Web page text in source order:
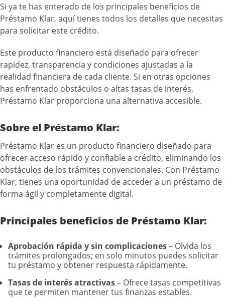
Si ya te has enterado de los principales beneficios de
Préstamo Klar, aquí tienes todos los detalles que necesitas
para solicitar este crédito.
Este producto financiero está diseñado para ofrecer
rapidez, transparencia y condiciones ajustadas a la
realidad financiera de cada cliente. Si en otras opciones
has enfrentado obstáculos o altas tasas de interés,
Préstamo Klar proporciona una alternativa accesible.
Sobre el Préstamo Klar:
Préstamo Klar es un producto financiero diseñado para
ofrecer acceso rápido y confiable a crédito, eliminando los
obstáculos de los trámites convencionales. Con Préstamo
Klar, tienes una oportunidad de acceder a un préstamo de
forma ágil y completamente digital.
Principales beneficios de Préstamo Klar:
Aprobación rápida y sin complicaciones– Olvida los
trámites prolongados; en solo minutos puedes solicitar
tu préstamo y obtener respuesta rápidamente.
Tasas de interés atractivas– Ofrece tasas competitivas
que te permiten mantener tus finanzas estables.